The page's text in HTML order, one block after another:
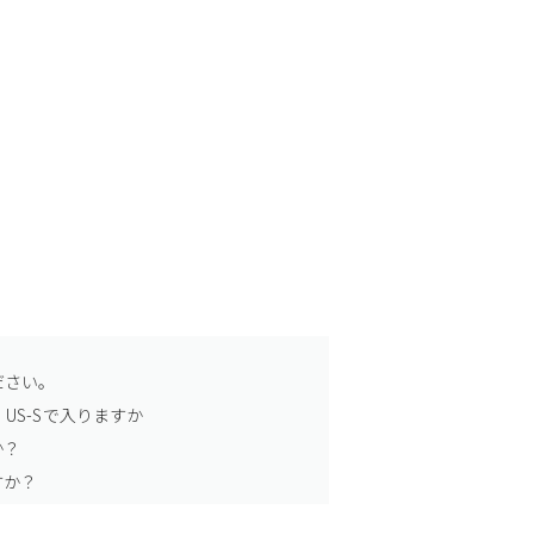
い。
Sで入りますか
？